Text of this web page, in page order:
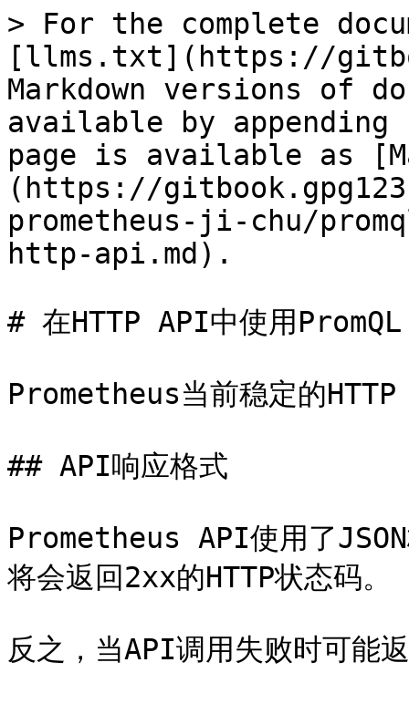
> For the complete
[llms.txt](https://
Markdown versions of
available by
page is available as
(https://
prometheus-ji-chu/
http-api.md).
# 在HTTP API中使用PromQL
Prometheus当前稳定的
## API响应格式
Prometheus API使用了
将会返回2xx的HTTP状态码。
反之，当API调用失败时可能